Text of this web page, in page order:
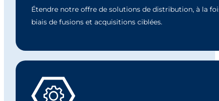
Étendre notre offre de solutions de distribution, à la
biais de fusions et acquisitions ciblées.